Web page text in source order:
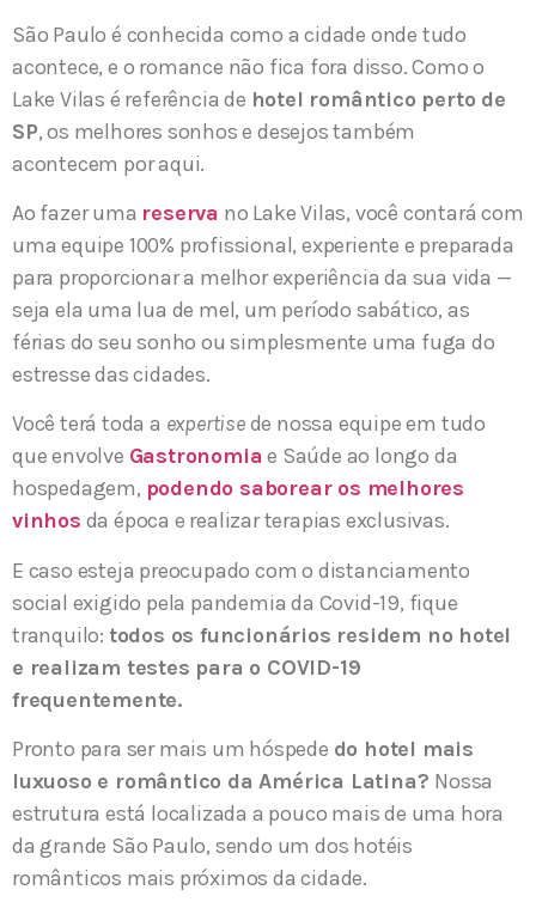
São Paulo é conhecida como a cidade onde tudo
acontece, e o romance não fica fora disso. Como o
Lake Vilas é referência de hotel romântico perto de
SP, os melhores sonhos e desejos também
acontecem por aqui.
Ao fazer uma reserva no Lake Vilas, você contará com
uma equipe 100% profissional, experiente e preparada
para proporcionar a melhor experiência da sua vida —
seja ela uma lua de mel, um período sabático, as
férias do seu sonho ou simplesmente uma fuga do
estresse das cidades.
Você terá toda a expertisede nossa equipe em tudo
que envolve Gastronomiae Saúde ao longo da
hospedagem, podendo saborear os melhores
vinhos da época e realizar terapias exclusivas.
E caso esteja preocupado com o distanciamento
social exigido pela pandemia da Covid-19, fique
tranquilo: todos os funcionários residem no hotel
e realizam testes para o COVID-19
frequentemente.
Pronto para ser mais um hóspede do hotel mais
luxuoso e romântico da América Latina? Nossa
estrutura está localizada a pouco mais de uma hora
da grande São Paulo, sendo um dos hotéis
românticos mais próximos da cidade.